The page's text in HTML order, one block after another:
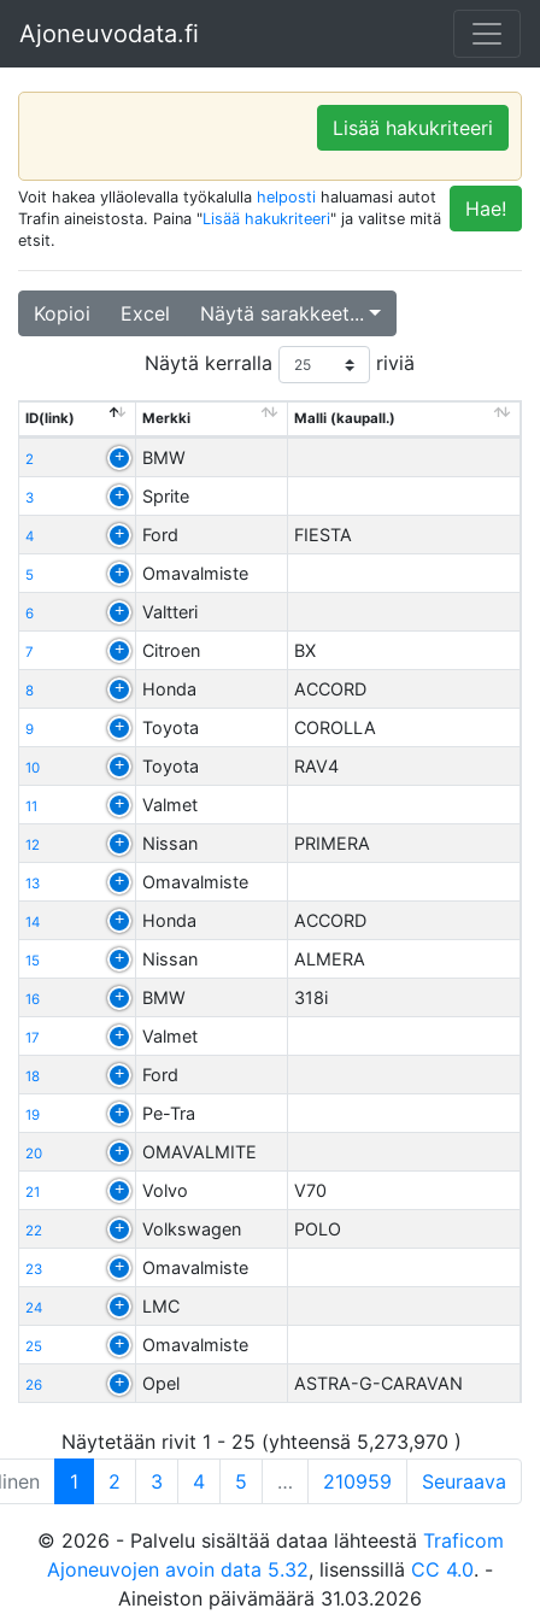
Ajoneuvodata.fi
Lisää hakukriteeri
Hae!
Voit hakea ylläolevalla työkalulla helposti haluamasi autot
Trafin aineistosta. Paina "Lisää hakukriteeri" ja valitse mitä
etsit.
Kopioi Excel Näytä sarakkeet...
Näytä kerralla riviä
ID(link) Merkki Malli (kaupall.)
2 BMW
3 Sprite
4 Ford FIESTA
5 Omavalmiste
6 Valtteri
7 Citroen BX
8 Honda ACCORD
9 Toyota COROLLA
10 Toyota RAV4
11 Valmet
12 Nissan PRIMERA
13 Omavalmiste
14 Honda ACCORD
15 Nissan ALMERA
16 BMW 318i
17 Valmet
18 Ford
19 Pe-Tra
20 OMAVALMITE
21 Volvo V70
22 Volkswagen POLO
23 Omavalmiste
24 LMC
25 Omavalmiste
26 Opel ASTRA-G-CARAVAN
Näytetään rivit 1 - 25 (yhteensä 5,273,970 )
1 2 3 4 5 … 210959 Seuraava
© 2026 - Palvelu sisältää dataa lähteestä Traficom
Ajoneuvojen avoin data 5.32, lisenssillä CC 4.0. -
Aineiston päivämäärä 31.03.2026